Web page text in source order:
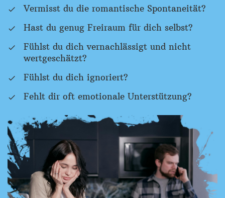
Vermisst du die romantische Spontaneität?
Hast du genug Freiraum für dich selbst?
Fühlst du dich vernachlässigt und nicht
wertgeschätzt?
Fühlst du dich ignoriert?
Fehlt dir oft emotionale Unterstützung?